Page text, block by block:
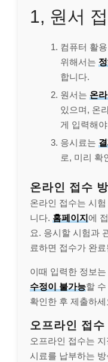
1, 원서
컴퓨터 활
위해서는
합니다.
원서는 온
있으며, 온
게 입력해
응시료는
로, 미리 확
온라인 접수
온라인 접수는 시
니다. 홈페이지에
요. 응시할 시험과
료하면 접수가 완
이때 입력한 정보
수정이 불가능할
확인한 후 제출하세
오프라인 접수
오프라인 접수는
시료를 납부하는